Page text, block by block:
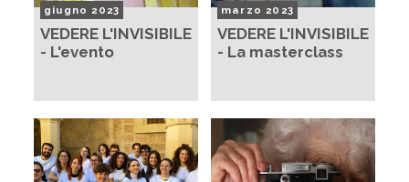
giugno 2023
VEDERE L'INVISIBILE
- L'evento
marzo 2023
VEDERE L'INVISIBILE
- La masterclass